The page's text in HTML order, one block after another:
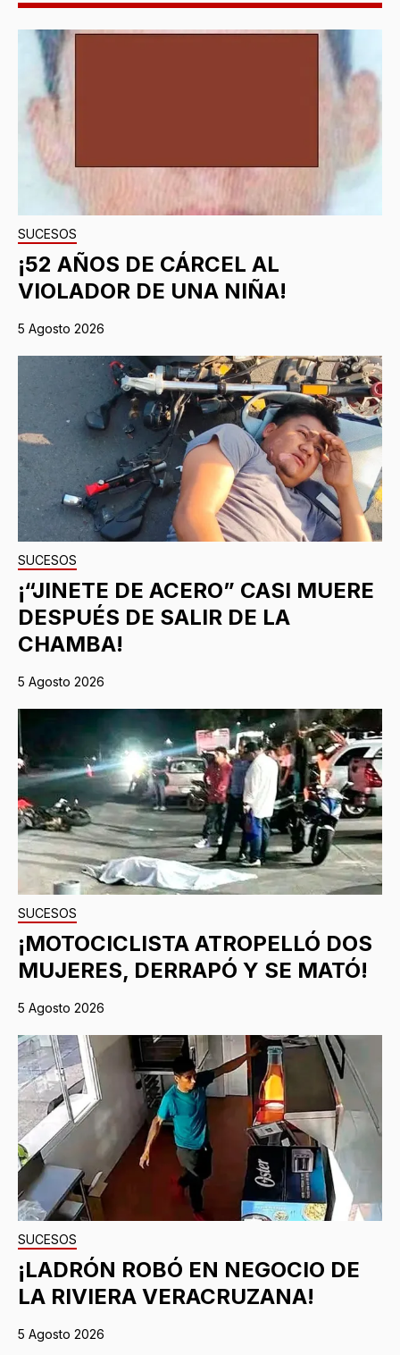
SUCESOS
¡52 AÑOS DE CÁRCEL AL
VIOLADOR DE UNA NIÑA!
5 Agosto 2026
SUCESOS
¡“JINETE DE ACERO” CASI MUERE
DESPUÉS DE SALIR DE LA
CHAMBA!
5 Agosto 2026
SUCESOS
¡MOTOCICLISTA ATROPELLÓ DOS
MUJERES, DERRAPÓ Y SE MATÓ!
5 Agosto 2026
SUCESOS
¡LADRÓN ROBÓ EN NEGOCIO DE
LA RIVIERA VERACRUZANA!
5 Agosto 2026